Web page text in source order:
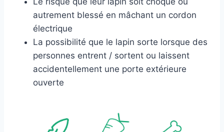
autrement blessé en mâchant un cordon
électrique
La possibilité que le lapin sorte lorsque des
personnes entrent / sortent ou laissent
accidentellement une porte extérieure
ouverte